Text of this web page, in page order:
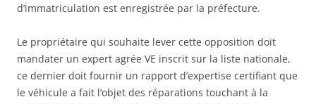
d’immatriculation est enregistrée par la préfecture.
Le propriétaire qui souhaite lever cette opposition doit
mandater un expert agrée VE inscrit sur la liste nationale,
ce dernier doit fournir un rapport d’expertise certifiant que
le véhicule a fait l’objet des réparations touchant à la